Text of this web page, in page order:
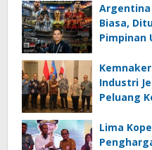
Ancaman
Rifai, SH
Argentina
Biasa,
Pimpinan
Industri
Peluang
Lima